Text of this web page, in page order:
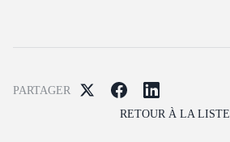
PARTAGER
RETOUR À LA LISTE